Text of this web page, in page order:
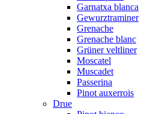
Garnatxa blanca
Gewurztraminer
Grenache
Grenache blanc
Grüner veltliner
Moscatel
Muscadet
Passerina
Pinot auxerrois
Drue